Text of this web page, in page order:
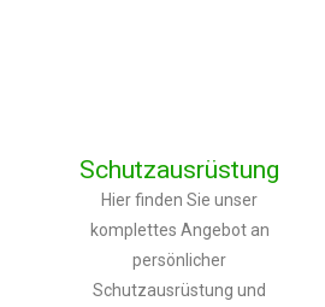
Schutzausrüstung
Hier finden Sie unser
komplettes Angebot an
persönlicher
Schutzausrüstung und